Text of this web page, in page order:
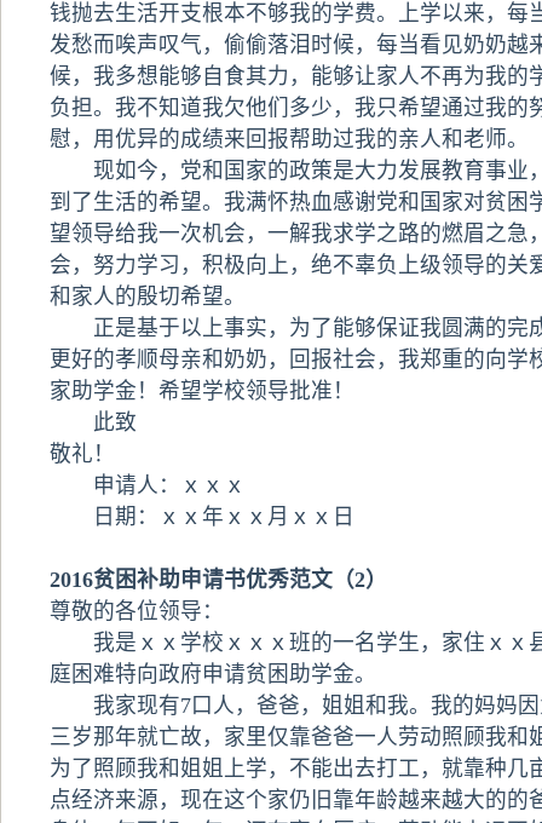
钱抛去生活开支根本不够我的学费。上学以来，每
发愁而唉声叹气，偷偷落泪时候，每当看见奶奶越
候，我多想能够自食其力，能够让家人不再为我的
负担。我不知道我欠他们多少，我只希望通过我的
慰，用优异的成绩来回报帮助过我的亲人和老师。
现如今，党和国家的政策是大力发展教育事业
到了生活的希望。我满怀热血感谢党和国家对贫困
望领导给我一次机会，一解我求学之路的燃眉之急
会，努力学习，积极向上，绝不辜负上级领导的关
和家人的殷切希望。
正是基于以上事实，为了能够保证我圆满的完
更好的孝顺母亲和奶奶，回报社会，我郑重的向
家助学金！希望学校领导批准！
此致
敬礼！
申请人：ｘｘｘ
日期：ｘｘ年ｘｘ月ｘｘ日
2016贫困补助申请书优秀范文（2）
尊敬的各位领导：
我是ｘｘ学校ｘｘｘ班的一名学生，家住ｘｘ
庭困难特向政府申请贫困助学金。
我家现有7口人，爸爸，姐姐和我。我的妈妈因
三岁那年就亡故，家里仅靠爸爸一人劳动照顾我和
为了照顾我和姐姐上学，不能出去打工，就靠种几
点经济来源，现在这个家仍旧靠年龄越来越大的的